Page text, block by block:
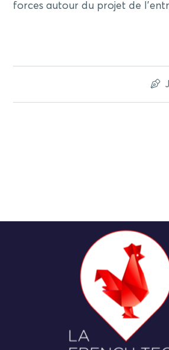
forces autour du projet de